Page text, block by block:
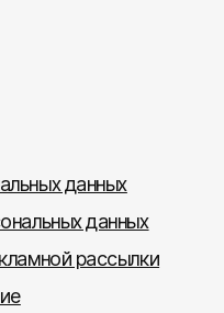
данных
данных
рассылки